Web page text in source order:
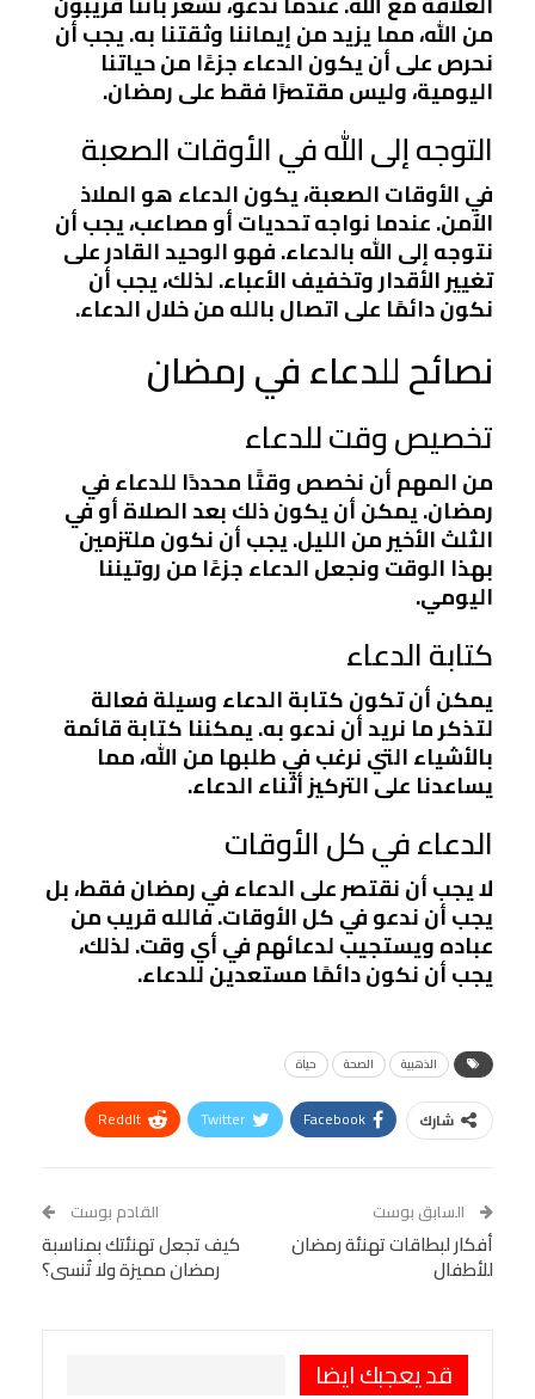
من الله، مما يزيد من إيماننا وثقتنا به. يجب أن
نحرص على أن يكون الدعاء جزءًا من حياتنا
اليومية، وليس مقتصرًا فقط على رمضان.
التوجه إلى الله في الأوقات الصعبة
في الأوقات الصعبة، يكون الدعاء هو الملاذ
الآمن. عندما نواجه تحديات أو مصاعب، يجب أن
نتوجه إلى الله بالدعاء. فهو الوحيد القادر على
تغيير الأقدار وتخفيف الأعباء. لذلك، يجب أن
نكون دائمًا على اتصال بالله من خلال الدعاء.
نصائح للدعاء في رمضان
تخصيص وقت للدعاء
من المهم أن نخصص وقتًا محددًا للدعاء في
رمضان. يمكن أن يكون ذلك بعد الصلاة أو في
الثلث الأخير من الليل. يجب أن نكون ملتزمين
بهذا الوقت ونجعل الدعاء جزءًا من روتيننا
اليومي.
كتابة الدعاء
يمكن أن تكون كتابة الدعاء وسيلة فعالة
لتذكر ما نريد أن ندعو به. يمكننا كتابة قائمة
بالأشياء التي نرغب في طلبها من الله، مما
يساعدنا على التركيز أثناء الدعاء.
الدعاء في كل الأوقات
لا يجب أن نقتصر على الدعاء في رمضان فقط، بل
يجب أن ندعو في كل الأوقات. فالله قريب من
عباده ويستجيب لدعائهم في أي وقت. لذلك،
يجب أن نكون دائمًا مستعدين للدعاء.
الذهبية الصحة حياة
شارك Facebook
Twitter
ReddIt
Tumblr
البريد الإلكتروني
StumbleUpon
VK
Digg
BlackBerry
Viber
السابق بوست
أفكار لبطاقات تهنئة رمضان
للأطفال
القادم بوست
كيف تجعل تهنئتك بمناسبة
رمضان مميزة ولا تُنسى؟
قد يعجبك ايضا